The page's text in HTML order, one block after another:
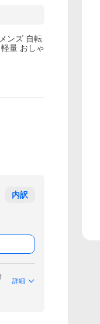
ンズ 自転
量 おしゃ
内訳
詳細